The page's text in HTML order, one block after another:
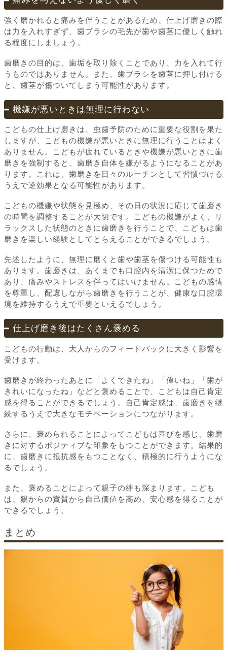
強く磨かれると痛みを伴うことがあるため、仕上げ磨きの際
は力を入れすぎず、歯ブラシの毛先が歯や歯茎に優しく触れ
る程度にしましょう。
歯磨きの目的は、歯垢を取り除くことであり、力を入れて行
うものではありません。また、歯ブラシを歯茎に押し付ける
と、歯茎が傷ついてしまう可能性があります。
機嫌が悪いときは無理に行わない
こどもの仕上げ磨きは、虫歯予防のために重要な役割を果た
しますが、こどもの機嫌が悪いときに無理に行うことはよく
ありません。こどもが疲れているときや機嫌が悪いときに歯
磨きを強制すると、歯磨き自体を嫌がるようになることがあ
ります。これは、歯磨きを日々のルーチンとして習慣づける
うえで逆効果となる可能性があります。
こどもの機嫌や状態を見極め、その日の状況に応じて歯磨き
の時間を調整することが大切です。こどもの機嫌がよく、リ
ラックスした状態のときに歯磨きを行うことで、こどもは歯
磨きを楽しい経験としてとらえることができるでしょう。
先述したように、無理に磨くと歯や歯茎を傷つける可能性も
あります。歯磨きは、あくまでも口腔内を清潔に保つためで
あり、痛みやストレスを伴ってはいけません。こどもの感情
を尊重し、配慮しながら歯磨きを行うことが、健康な口腔環
境を維持するうえで重要といえるでしょう。
仕上げ磨き後はたくさん褒める
こどもの行動は、大人からのフィードバックに大きく影響を
受けます。
歯磨きが終わったあとに「よくできたね」「偉いね」「歯が
きれいになったね」などと褒めることで、こどもは自己肯定
感を得ることができるでしょう。自己肯定感は、歯磨きを継
続するうえで大きなモチベーションにつながります。
さらに、褒められることによってこどもは喜びを感じ、歯磨
きに対するポジティブな印象をもつことができます。結果的
に、歯磨きに抵抗感をもつことなく、積極的に行うようにな
るでしょう。
また、褒めることによって親子の絆も深まります。こども
は、親からの賞賛から自己価値を高め、安心感を得ることが
できるでしょう。
まとめ